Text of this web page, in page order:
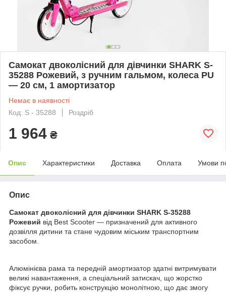
Самокат двоколісний для дівчинки SHARK S-
35288 Рожевий, з ручним гальмом, колеса PU
— 20 см, 1 амортизатор
Немає в наявності
Код: S - 35288
Роздріб
1 964 ₴
Опис Характеристики Доставка Оплата Умови
Опис
Самокат двоколісний для дівчинки SHARK S-35288
Рожевий від Best Scooter — призначений для активного
дозвілля дитини та стане чудовим міським транспортним
засобом.
Алюмінієва рама та передній амортизатор здатні витримувати
великі навантаження, а спеціальний затискач, що жорстко
фіксує ручки, робить конструкцію монолітною, що дає змогу